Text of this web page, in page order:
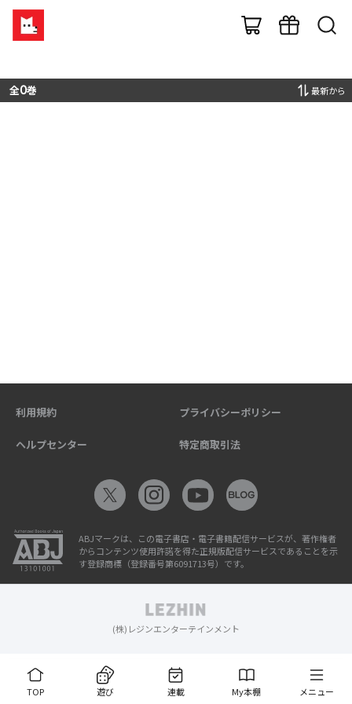
全0巻 最新から
TOP 遊び 連載 My本棚 メニュー
利用規約 プライバシーポリシー
ヘルプセンター 特定商取引法
ABJマークは、この電子書店・電子書籍配信サービスが、著作権者
からコンテンツ使用許諾を得た正規版配信サービスであることを示
す登録商標（登録番号第6091713号）です。
(株)レジンエンターテインメント